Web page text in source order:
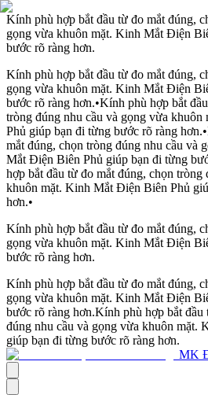
Kính phù hợp bắt đầu từ đo mắt đúng,
gọng vừa khuôn mặt. Kinh Mắt Điện
bước rõ ràng hơn.
Kính phù hợp bắt đầu từ đo mắt đúng,
gọng vừa khuôn mặt. Kinh Mắt Điện
bước rõ ràng hơn.•Kính phù hợp bắt
tròng đúng nhu cầu và gọng vừa
Phủ giúp bạn đi từng bước rõ ràng hơn.•
mắt đúng, chọn tròng đúng nhu cầu và
Mắt Điện Biên Phủ giúp bạn đi từng
hợp bắt đầu từ đo mắt đúng, chọn tròng
khuôn mặt. Kinh Mắt Điện Biên Phủ
hơn.•
Kính phù hợp bắt đầu từ đo mắt đúng,
gọng vừa khuôn mặt. Kinh Mắt Điện
bước rõ ràng hơn.
Kính phù hợp bắt đầu từ đo mắt đúng,
gọng vừa khuôn mặt. Kinh Mắt Điện
bước rõ ràng hơn.Kính phù hợp bắt đầu
đúng nhu cầu và gọng vừa khuôn mặt.
giúp bạn đi từng bước rõ ràng hơn.
MK